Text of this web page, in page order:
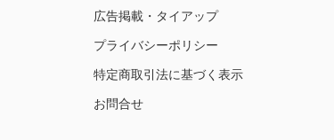
広告掲載・タイアップ
プライバシーポリシー
特定商取引法に基づく表示
お問合せ